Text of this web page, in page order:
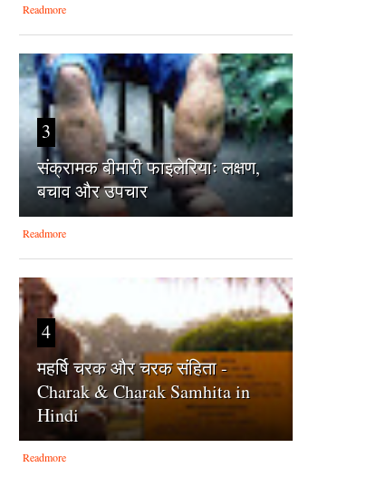
Readmore
3
संक्रामक बीमारी फाइलेरियाः लक्षण,
बचाव और उपचार
Readmore
4
महर्षि चरक और चरक संहिता -
Charak & Charak Samhita in
Hindi
Readmore